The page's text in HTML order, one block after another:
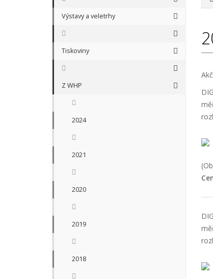
Výstavy a veletrhy
Tiskoviny
Z WHP
2024
2021
2020
2019
2018